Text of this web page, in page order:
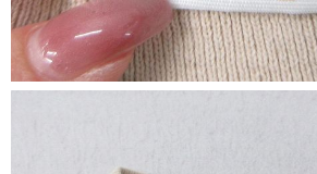
メディア・イベント情報
Youtube 古着屋Rush Out チャンネル